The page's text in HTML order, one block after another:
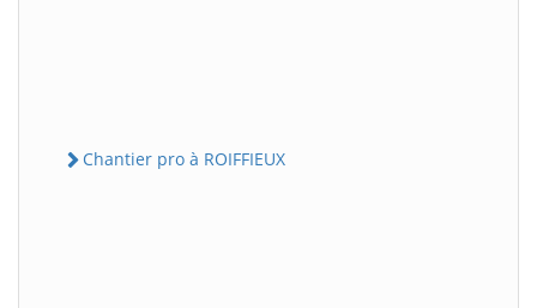
Chantier pro à ROIFFIEUX